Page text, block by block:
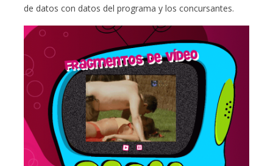
de datos con datos del programa y los concursantes.